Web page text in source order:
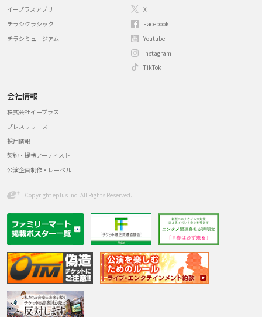
イープラスアプリ
チラシクラシック
チラシミュージアム
X
Facebook
Youtube
Instagram
TikTok
会社情報
株式会社イープラス
プレスリリース
採用情報
契約・提携アーティスト
公演企画制作・レーベル
Copyright eplus inc. All Rights Reserved.